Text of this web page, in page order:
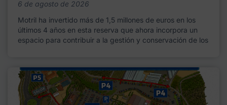
6 de agosto de 2026
Motril ha invertido más de 1,5 millones de euros en los
últimos 4 años en esta reserva que ahora incorpora un
espacio para contribuir a la gestión y conservación de los